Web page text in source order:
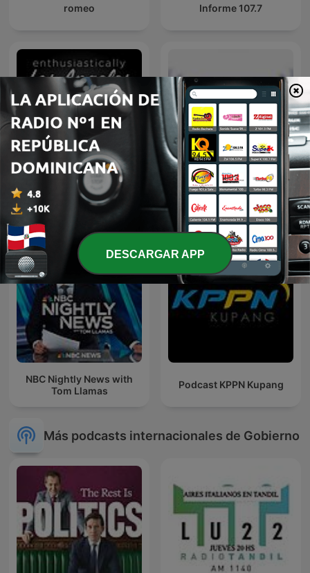
romeo Informe 107.7
Enthusiastically Los
Angeles
Texas News
NBC Nightly News with
Tom Llamas
Podcast KPPN Kupang
Más podcasts internacionales de Gobierno
DESCARGAR APP